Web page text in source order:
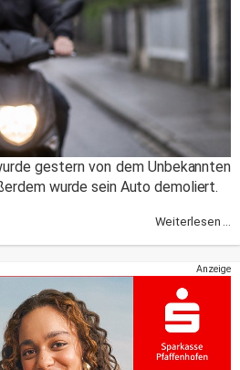
gestern von dem Unbekannten
wurde sein Auto demoliert.
Weiterlesen ...
Anzeige